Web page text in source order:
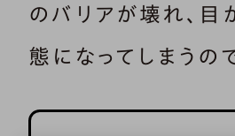
のバリアが壊れ、目
態になってしまうので